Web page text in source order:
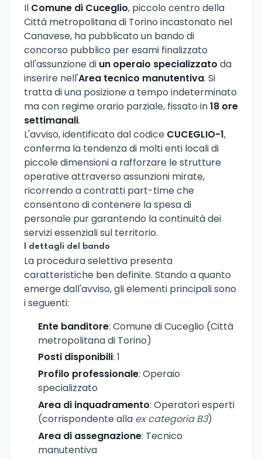
Il Comune di Cuceglio, piccolo centro della
Città metropolitana di Torino incastonato nel
Canavese, ha pubblicato un bando di
concorso pubblico per esami finalizzato
all'assunzione di un operaio specializzato da
inserire nell'Area tecnico manutentiva. Si
tratta di una posizione a tempo indeterminato
ma con regime orario parziale, fissato in18 ore
settimanali.
L'avviso, identificato dal codice CUCEGLIO-1,
conferma la tendenza di molti enti locali di
piccole dimensioni a rafforzare le strutture
operative attraverso assunzioni mirate,
ricorrendo a contratti part-time che
consentono di contenere la spesa di
personale pur garantendo la continuità dei
servizi essenziali sul territorio.
I dettagli del bando
La procedura selettiva presenta
caratteristiche ben definite. Stando a quanto
emerge dall'avviso, gli elementi principali sono
i seguenti:
Ente banditore: Comune di Cuceglio (Città
metropolitana di Torino)
Posti disponibili: 1
Profilo professionale: Operaio
specializzato
Area di inquadramento: Operatori esperti
(corrispondente alla ex categoria B3)
Area di assegnazione: Tecnico
manutentiva